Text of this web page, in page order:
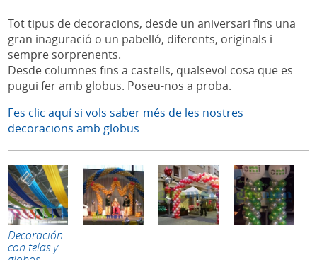
Tot tipus de decoracions, desde un aniversari fins una
gran inaguració o un pabelló, diferents, originals i
sempre sorprenents.
Desde columnes fins a castells, qualsevol cosa que es
pugui fer amb globus. Poseu-nos a proba.
Fes clic aquí si vols saber més de les nostres
decoracions amb globus
Decoración
con telas y